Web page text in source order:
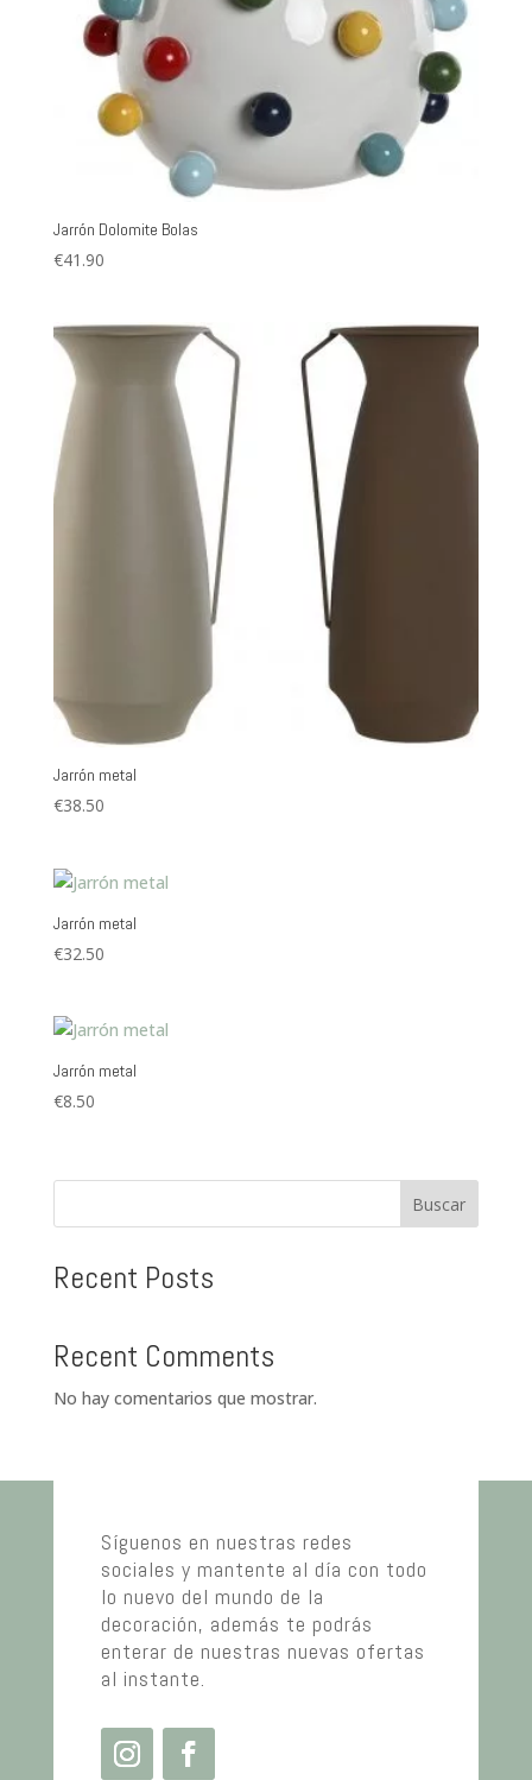
Jarrón Dolomite Bolas
€41.90
Jarrón metal
€38.50
Jarrón metal
€32.50
Jarrón metal
€8.50
Buscar
Recent Posts
Recent Comments
No hay comentarios que mostrar.
Síguenos en nuestras redes
sociales y mantente al día con todo
lo nuevo del mundo de la
decoración, además te podrás
enterar de nuestras nuevas ofertas
al instante.